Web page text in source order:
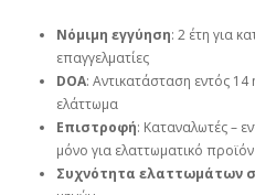
Νόμιμη εγγύηση: 2 έτη για
επαγγελματίες
DOA: Αντικατάσταση εντός
ελάττωμα
Επιστροφή: Καταναλωτές –
μόνο για ελαττωματικό προϊόν
Συχνότητα ελαττωμάτων